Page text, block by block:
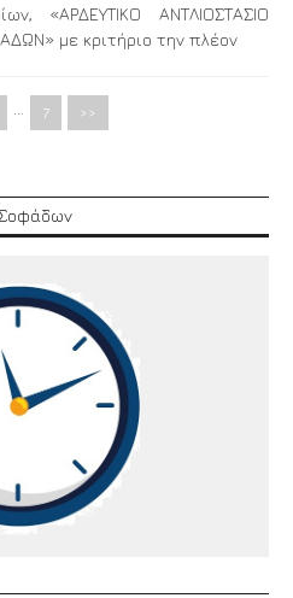
«ΑΡΔΕΥΤΙΚΟ ΑΝΤΛΙΟΣΤΑΣΙΟ
με κριτήριο την πλέον
7 >>